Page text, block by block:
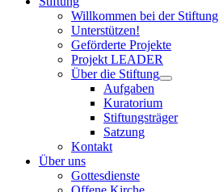
Willkommen bei der Stiftung
Unterstützen!
Geförderte Projekte
Projekt LEADER
Über die Stiftung
Aufgaben
Kuratorium
Stiftungsträger
Satzung
Kontakt
Über uns
Gottesdienste